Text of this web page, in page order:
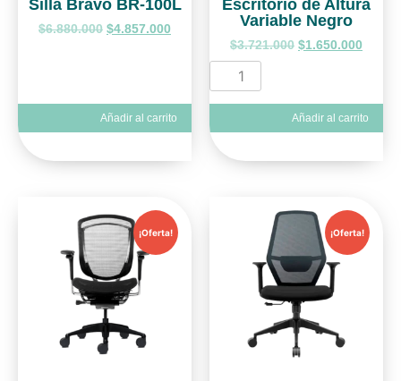
Silla Bravo BR-100L
$6.880.000 $4.857.000
Añadir al carrito
Escritorio de Altura
Variable Negro
$3.721.000 $1.650.000
Añadir al carrito
¡Oferta! ¡Oferta!